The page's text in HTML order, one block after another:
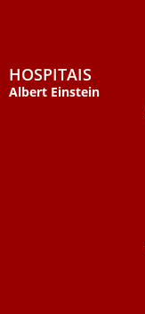
HOSPITAIS
Albert Einstein